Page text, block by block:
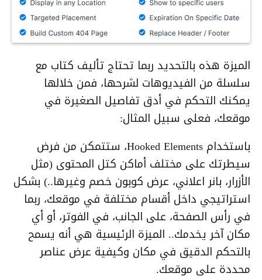
الميزة هذه بالتحديد ربما تحتاج تأليف كتاب مع
سلسلة من الفيديوهات لشرحها، فمن خلالها
يمكنك التحكم في أدق تفاصيل الصغيرة في
موقعك، فعلى سبيل المثال:
باستخدام Hooked Elements، ستتمكن من فرض
سيطرتك على مختلف أماكن كتل المحتوى (مثل
الأزرار، بانر اعلاني، عرض كوبون خصم وغيرها..) بشكل
استراتيجي داخل أقسام مختلفة في موقعك، ربما
في رأس الصفحة، على الجانب، في الفوتر، أو أي
مكان آخر يخدمك.. الميزة الرئيسية هي أنه يسمح
بالتحكم الدقيق في مكان وكيفية عرض عناصر
محددة على موقعك.